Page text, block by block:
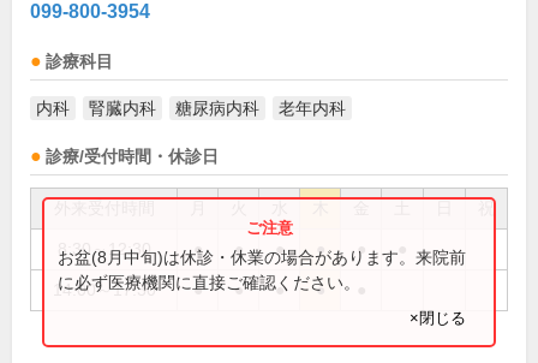
099-800-3954
診療科目
内科 腎臓内科 糖尿病内科 老年内科
診療/受付時間・休診日
祝
8:30～12:30 ● ● ● ● ●
14:00～17:30 ● ● ● ●
お盆(8月中旬)は休診・休業の場合があります。来院前
に必ず医療機関に直接ご確認ください。
×閉じる